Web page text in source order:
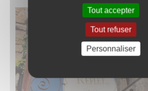
Tout accepter
Tout refuser
Personnaliser